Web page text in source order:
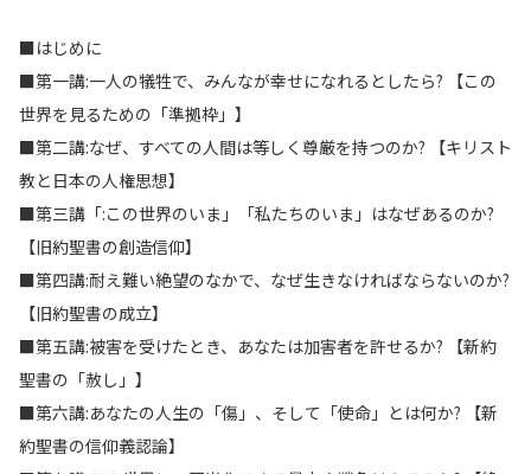
■はじめに
■第一講:一人の犠牲で、みんなが幸せになれるとしたら? 【この
世界を見るための「準拠枠」】
■第二講:なぜ、すべての人間は等しく尊厳を持つのか? 【キリスト
教と日本の人権思想】
■第三講「:この世界のいま」「私たちのいま」はなぜあるのか?
【旧約聖書の創造信仰】
■第四講:耐え難い絶望のなかで、なぜ生きなければならないのか?
【旧約聖書の成立】
■第五講:被害を受けたとき、あなたは加害者を許せるか? 【新約
聖書の「赦し」】
■第六講:あなたの人生の「傷」、そして「使命」とは何か? 【新
約聖書の信仰義認論】